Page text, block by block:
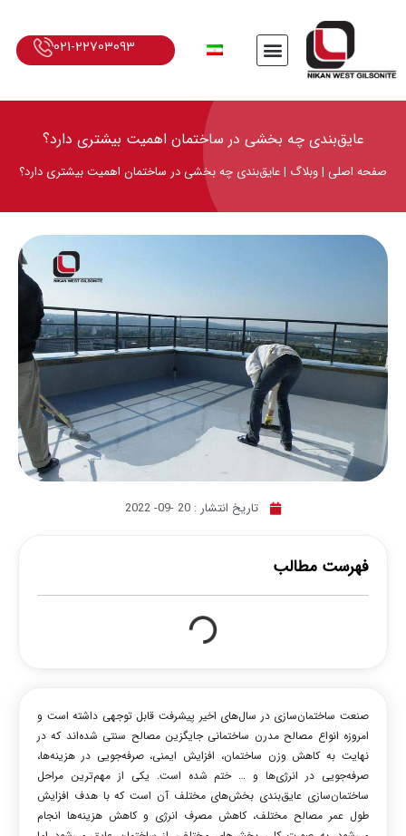
021-22703093
عایق‌بندی چه بخشی در ساختمان اهمیت بیشتری دارد؟
صفحه اصلی |وبلاگ |عایق‌بندی چه بخشی در ساختمان اهمیت بیشتری دارد؟
تاریخ انتشار :20 -09- 2022
فهرست مطالب
صنعت ساختمان‌سازی در سال‌های اخیر پیشرفت قابل توجهی داشته است و
امروزه انواع مصالح مدرن ساختمانی جایگزین مصالح سنتی شده‌اند که در
نهایت به کاهش وزن ساختمان، افزایش ایمنی، صرفه‌جویی در هزینه‌ها،
صرفه‌جویی در انرژی‌ها و … ختم شده است. یکی از مهم‌ترین مراحل
ساختمان‌سازی عایق‌بندی بخش‌های مختلف آن است که با هدف افزایش
طول عمر مصالح مختلف، کاهش مصرف انرژی و کاهش هزینه‌ها انجام